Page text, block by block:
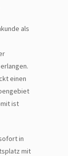
als
einen
ist
in
mit